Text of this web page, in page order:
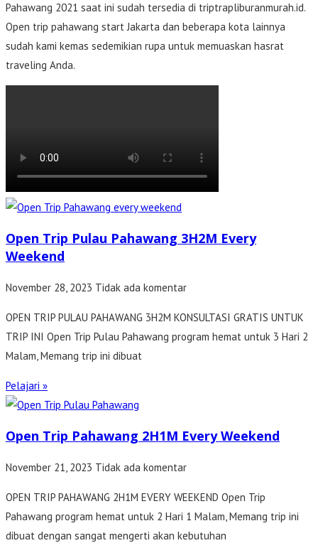
Pahawang 2021 saat ini sudah tersedia di triptrapliburanmurah.id.
Open trip pahawang start Jakarta dan beberapa kota lainnya
sudah kami kemas sedemikian rupa untuk memuaskan hasrat
traveling Anda.
Open Trip Pulau Pahawang 3H2M Every
Weekend
November 28, 2023 Tidak ada komentar
OPEN TRIP PULAU PAHAWANG 3H2M KONSULTASI GRATIS UNTUK
TRIP INI Open Trip Pulau Pahawang program hemat untuk 3 Hari 2
Malam, Memang trip ini dibuat
Pelajari »
Open Trip Pahawang 2H1M Every Weekend
November 21, 2023 Tidak ada komentar
OPEN TRIP PAHAWANG 2H1M EVERY WEEKEND Open Trip
Pahawang program hemat untuk 2 Hari 1 Malam, Memang trip ini
dibuat dengan sangat mengerti akan kebutuhan